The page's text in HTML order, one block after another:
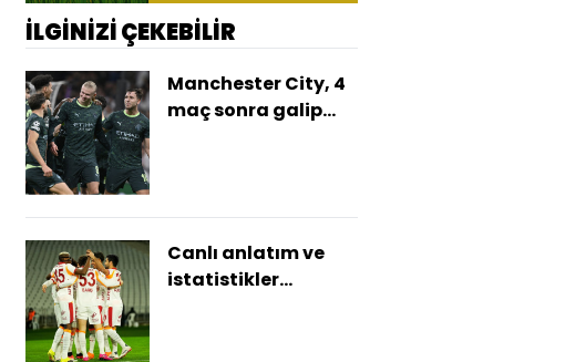
İLGİNİZİ ÇEKEBİLİR
Manchester City, 4
maç sonra galip
Canlı anlatım ve
istatistikler...